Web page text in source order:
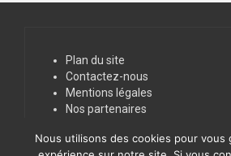
Plan du site
Contactez-nous
Mentions légales
Nos partenaires
Nous utilisons des cookies pour vous